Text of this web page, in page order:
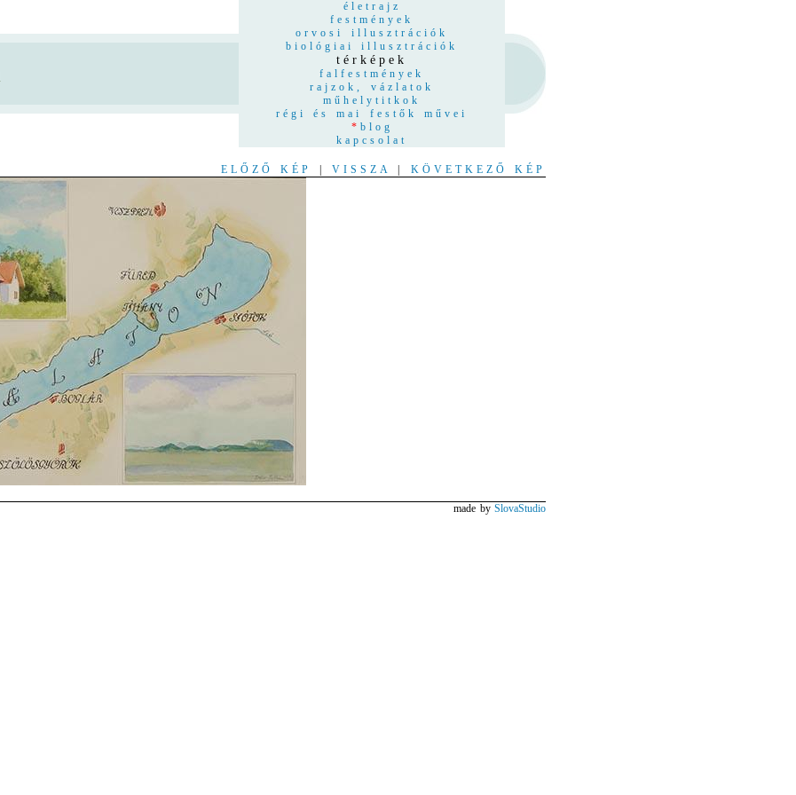
életrajz
festmények
orvosi illusztrációk
biológiai illusztrációk
térképek
falfestmények
rajzok, vázlatok
műhelytitkok
régi és mai festők művei
* blog
kapcsolat
ELŐZŐ KÉP VISSZA KÖVETKEZŐ KÉP
made by SlovaStudio